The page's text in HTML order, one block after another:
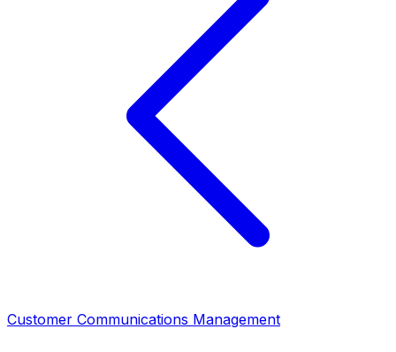
Customer Communications Management